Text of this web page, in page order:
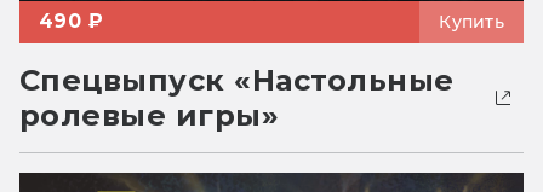
490 ₽ Купить
Спецвыпуск «Настольные
ролевые игры»